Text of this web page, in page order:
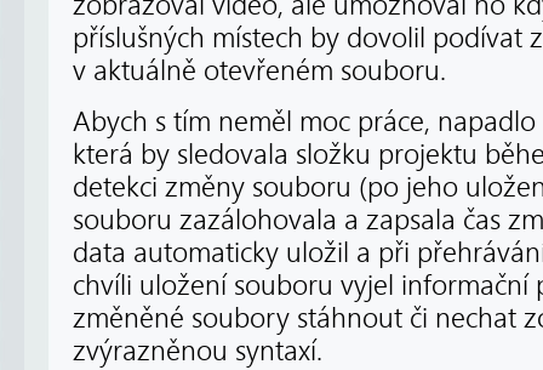
příslušných místech by dovolil podívat
v aktuálně otevřeném souboru.
Abych s tím neměl moc práce,
která by sledovala složku projektu
detekci změny souboru (po jeho
souboru zazálohovala a zapsala čas
data automaticky uložil a při
chvíli uložení souboru vyjel informační
změněné soubory stáhnout či nechat
zvýrazněnou syntaxí.